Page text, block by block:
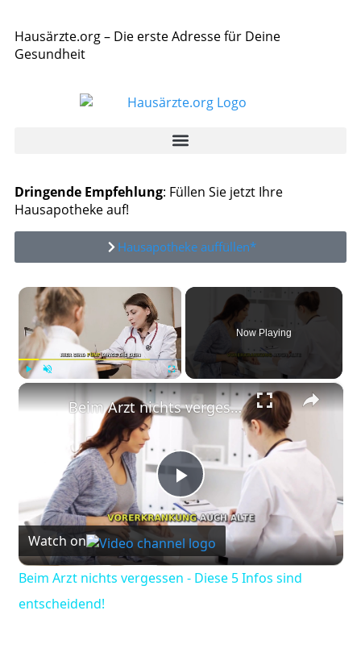
Hausärzte.org – Die erste Adresse für Deine
Gesundheit
Dringende Empfehlung: Füllen Sie jetzt Ihre
Hausapotheke auf!
Hausapotheke auffüllen*
×
Now Playing
×
Play
Video
Beim Arzt nichts vergessen - Diese 5 Infos sind entscheidend!
Watch on
Beim Arzt nichts vergessen - Diese 5 Infos sind
entscheidend!